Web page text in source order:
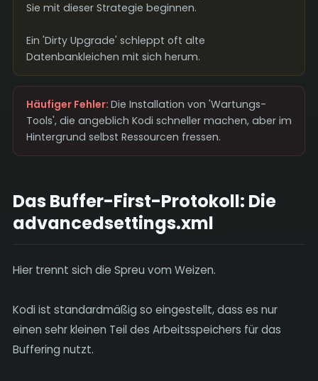
Sie mit dieser Strategie beginnen.
Ein 'Dirty Upgrade' schleppt oft alte
Datenbankleichen mit sich herum.
Häufiger Fehler: Die Installation von 'Wartungs-
Tools', die angeblich Kodi schneller machen, aber im
Hintergrund selbst Ressourcen fressen.
Das Buffer-First-Protokoll: Die
advancedsettings.xml
Hier trennt sich die Spreu vom Weizen.
Kodi ist standardmäßig so eingestellt, dass es nur
einen sehr kleinen Teil des Arbeitsspeichers für das
Buffering nutzt.